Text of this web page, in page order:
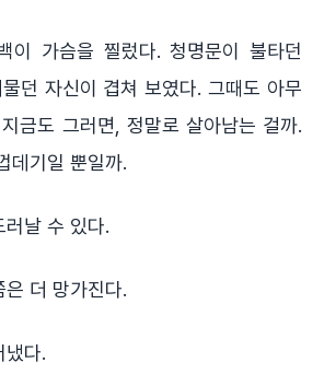
이 가슴을 찔렀다. 청명문이 불타던
던 자신이 겹쳐 보였다. 그때도 아무
금도 그러면, 정말로 살아남는 걸까.
데기일 뿐일까.
날 수 있다.
더 망가진다.
냈다.